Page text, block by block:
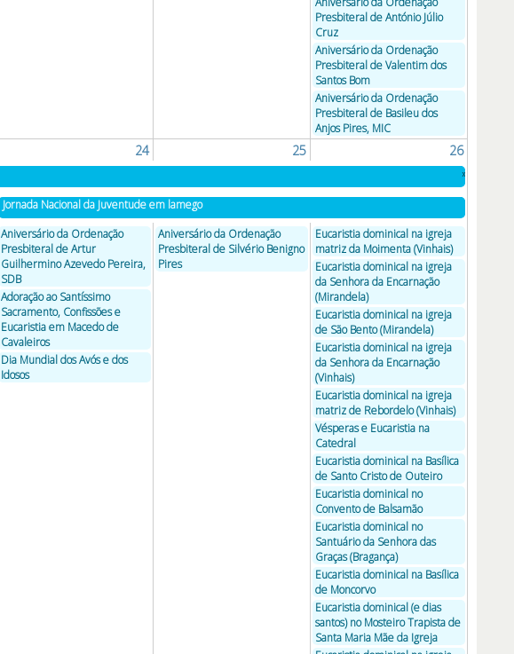
Presbiteral de António Júlio
Cruz
Aniversário da Ordenação
Presbiteral de Valentim dos
Santos Bom
Aniversário da Ordenação
Presbiteral de Basileu dos
Anjos Pires, MIC
24 25 26
»
Jornada Nacional da Juventude em lamego
Aniversário da Ordenação
Presbiteral de Artur
Guilhermino Azevedo Pereira,
SDB
Adoração ao Santíssimo
Sacramento, Confissões e
Eucaristia em Macedo de
Cavaleiros
Dia Mundial dos Avós e dos
Idosos
Aniversário da Ordenação
Presbiteral de Silvério Benigno
Pires
Eucaristia dominical na igreja
matriz da Moimenta (Vinhais)
Eucaristia dominical na igreja
da Senhora da Encarnação
(Mirandela)
Eucaristia dominical na igreja
de São Bento (Mirandela)
Eucaristia dominical na igreja
da Senhora da Encarnação
(Vinhais)
Eucaristia dominical na igreja
matriz de Rebordelo (Vinhais)
Vésperas e Eucaristia na
Catedral
Eucaristia dominical na Basílica
de Santo Cristo de Outeiro
Eucaristia dominical no
Convento de Balsamão
Eucaristia dominical no
Santuário da Senhora das
Graças (Bragança)
Eucaristia dominical na Basílica
de Moncorvo
Eucaristia dominical (e dias
santos) no Mosteiro Trapista de
Santa Maria Mãe da Igreja